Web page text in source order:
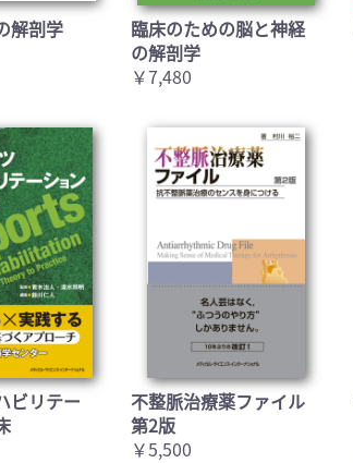
解剖学
臨床のための脳と神経
の解剖学
￥7,480
ビリテー
不整脈治療薬ファイル
第2版
￥5,500